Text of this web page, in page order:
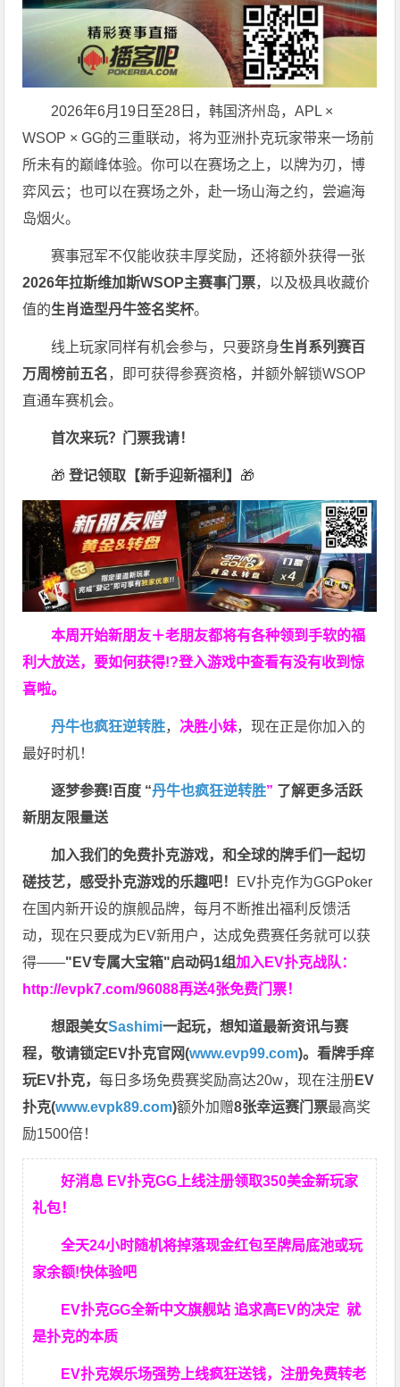
2026年6月19日至28日，韩国济州岛，APL ×
WSOP × GG的三重联动，将为亚洲扑克玩家带来一场前
所未有的巅峰体验。你可以在赛场之上，以牌为刃，博
弈风云；也可以在赛场之外，赴一场山海之约，尝遍海
岛烟火。
赛事冠军不仅能收获丰厚奖励，还将额外获得一张
2026年拉斯维加斯WSOP主赛事门票，以及极具收藏价
值的生肖造型丹牛签名奖杯。
线上玩家同样有机会参与，只要跻身生肖系列赛百
万周榜前五名，即可获得参赛资格，并额外解锁WSOP
直通车赛机会。
首次来玩？门票我请！
🎁 登记领取【新手迎新福利】 🎁
本周开始新朋友＋老朋友都将有各种领到手软的福
利大放送，要如何获得!?登入游戏中查看有没有收到惊
喜啦。
丹牛也疯狂逆转胜， 决胜小妹，现在正是你加入的
最好时机！
逐梦参赛!百度 “丹牛也疯狂逆转胜” 了解更多活跃
新朋友限量送
加入我们的免费扑克游戏，和全球的牌手们一起切
磋技艺，感受扑克游戏的乐趣吧！ EV扑克作为GGPoker
在国内新开设的旗舰品牌，每月不断推出福利反馈活
动，现在只要成为EV新用户，达成免费赛任务就可以获
得——"EV专属大宝箱"启动码1组加入EV扑克战队：
http://evpk7.com/96088再送4张免费门票！
想跟美女Sashimi一起玩，想知道最新资讯与赛
程，敬请锁定EV扑克官网(www.evp99.com)。看牌手痒
玩EV扑克，每日多场免费赛奖励高达20w，现在注册EV
扑克(www.evpk89.com)额外加赠8张幸运赛门票最高奖
励1500倍！
好消息 EV扑克GG上线注册领取350美金新玩家
礼包！
全天24小时随机将掉落现金红包至牌局底池或玩
家余额!快体验吧
EV扑克GG全新中文旗舰站 追求高EV的决定就
是扑克的本质
EV扑克娱乐场强势上线疯狂送钱，注册免费转老